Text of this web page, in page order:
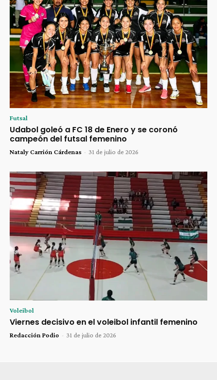
Futsal
Udabol goleó a FC 18 de Enero y se coronó
campeón del futsal femenino
Nataly Carrión Cárdenas - 31 de julio de 2026
Voleibol
Viernes decisivo en el voleibol infantil femenino
Redacción Podio - 31 de julio de 2026